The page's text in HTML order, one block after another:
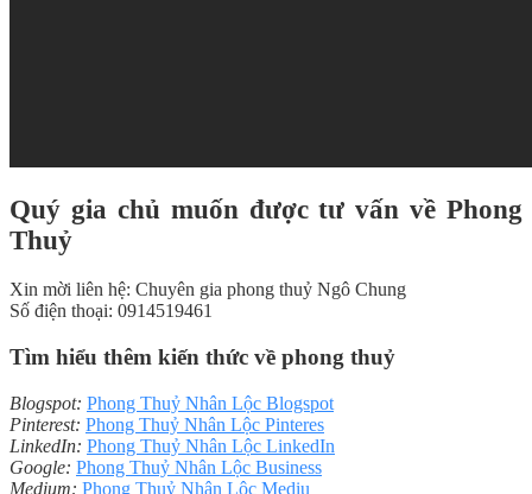
Quý gia chủ muốn được tư vấn về Phong
Thuỷ
Xin mời liên hệ: Chuyên gia phong thuỷ Ngô Chung
Số điện thoại: 0914519461
Tìm hiểu thêm kiến thức về phong thuỷ
Blogspot: Phong Thuỷ Nhân Lộc Blogspot
Pinterest: Phong Thuỷ Nhân Lộc Pinteres
LinkedIn: Phong Thuỷ Nhân Lộc LinkedIn
Google: Phong Thuỷ Nhân Lộc Business
Medium: Phong Thuỷ Nhân Lộc Mediu